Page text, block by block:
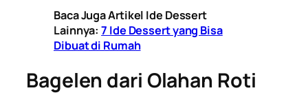
Baca Juga Artikel Ide Dessert
Lainnya:7 Ide Dessert yang Bisa
Dibuat di Rumah
Bagelen dari Olahan Roti